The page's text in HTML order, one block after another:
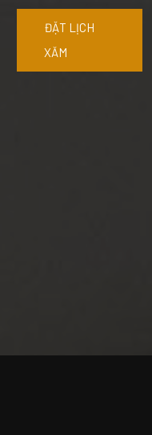
ĐẶT LỊCH
XĂM